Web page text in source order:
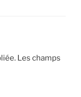
Les champs